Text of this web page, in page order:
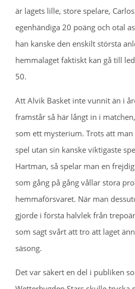
är lagets lille, store spelare,
egenhändiga 20 poäng och otal
han kanske den enskilt största
hemmalaget faktiskt kan gå till
50.
Att Alvik Basket inte vunnit än i
framstår så här långt in i
som ett mysterium. Trots att
spel utan sin kanske viktigaste
Hartman, så spelar man en
som gång på gång vållar stora
hemmaförsvaret. När man
gjorde i första halvlek från
som sagt svårt att tro att laget
säsong.
Det var säkert en del i publiken